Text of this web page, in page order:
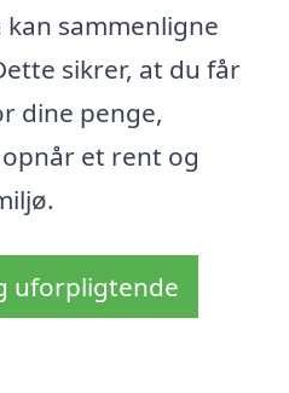
sammenligne
sikrer, at du får
dine penge,
et rent og
uforpligtende